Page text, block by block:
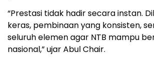
“Prestasi tidak hadir secara instan.
keras, pembinaan yang konsisten,
seluruh elemen agar NTB mampu
nasional,” ujar Abul Chair.